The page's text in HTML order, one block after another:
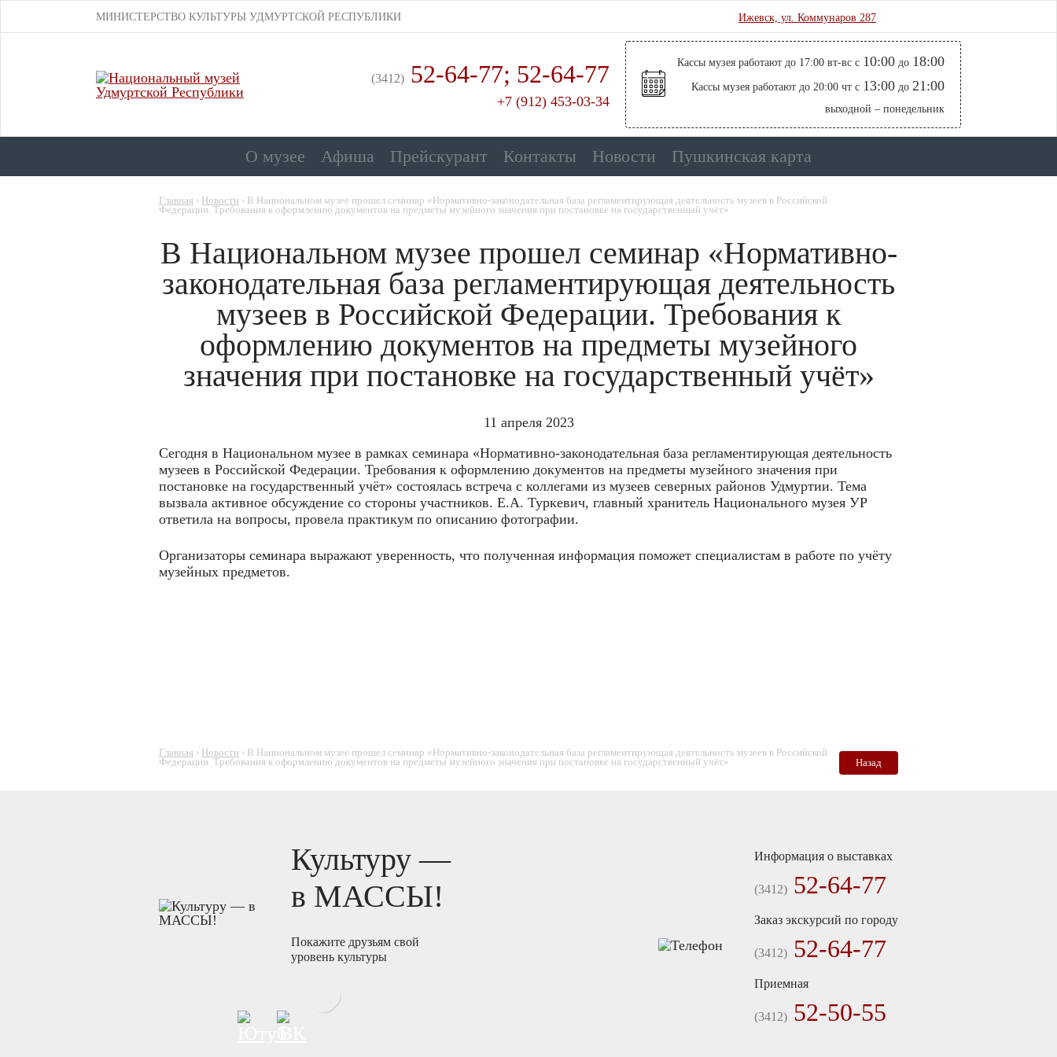
МИНИСТЕРСТВО КУЛЬТУРЫ УДМУРТСКОЙ РЕСПУБЛИКИ Ижевск, ул. Коммунаров 287
(3412) 52-64-77; 52-64-77
+7 (912) 453-03-34
Кассы музея работают до 17:00 вт-вс с 10:00 до 18:00
Кассы музея работают до 20:00 чт с 13:00 до 21:00
выходной – понедельник
О музее Афиша Прейскурант Контакты Новости Пушкинская карта
Главная › Новости › В Национальном музее прошел семинар «Нормативно-законодательная база регламентирующая деятельность музеев в Российской
Федерации. Требования к оформлению документов на предметы музейного значения при постановке на государственный учёт»
В Национальном музее прошел семинар «Нормативно-
законодательная база регламентирующая деятельность
музеев в Российской Федерации. Требования к
оформлению документов на предметы музейного
значения при постановке на государственный учёт»
11 апреля 2023
Сегодня в Национальном музее в рамках семинара «Нормативно-законодательная база регламентирующая деятельность
музеев в Российской Федерации. Требования к оформлению документов на предметы музейного значения при
постановке на государственный учёт» состоялась встреча с коллегами из музеев северных районов Удмуртии. Тема
вызвала активное обсуждение со стороны участников. Е.А. Туркевич, главный хранитель Национального музея УР
ответила на вопросы, провела практикум по описанию фотографии.
Организаторы семинара выражают уверенность, что полученная информация поможет специалистам в работе по учёту
музейных предметов.
Главная › Новости › В Национальном музее прошел семинар «Нормативно-законодательная база регламентирующая деятельность музеев в Российской
Федерации. Требования к оформлению документов на предметы музейного значения при постановке на государственный учёт»
Назад
Культуру —
в МАССЫ!
Покажите друзьям свой
уровень культуры
Информация о выставках
(3412) 52-64-77
Заказ экскурсий по городу
(3412) 52-64-77
Приемная
(3412) 52-50-55